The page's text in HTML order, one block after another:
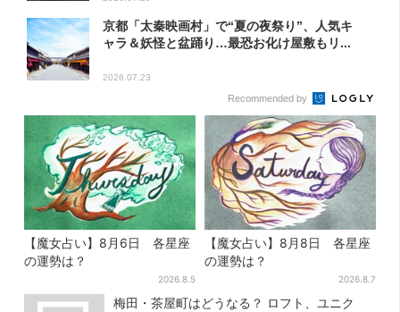
京都「太秦映画村」で“夏の夜祭り”、人気キ
ャラ＆妖怪と盆踊り…最恐お化け屋敷もリ...
2026.07.23
Recommended by
【魔女占い】8月6日 各星座
の運勢は？
2026.8.5
【魔女占い】8月8日 各星座
の運勢は？
2026.8.7
梅田・茶屋町はどうなる？ ロフト、ユニク